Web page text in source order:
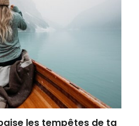
les tempêtes de ta